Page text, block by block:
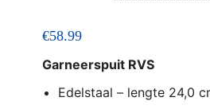
op 5
opklant
waarderin
€58.99
Garneerspuit RVS
Edelstaal – lengte 24,0